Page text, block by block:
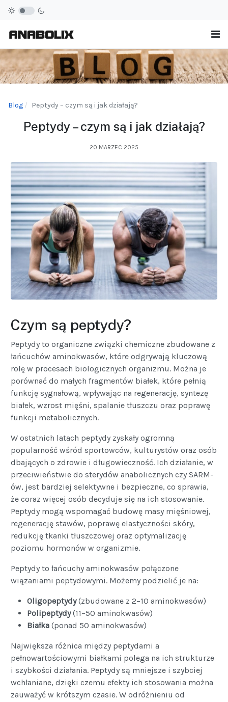
Blog Peptydy – czym są i jak działają?
Peptydy – czym są i jak działają?
20 MARZEC 2025
Czym są peptydy?
Peptydy to organiczne związki chemiczne zbudowane z
łańcuchów aminokwasów, które odgrywają kluczową
rolę w procesach biologicznych organizmu. Można je
porównać do małych fragmentów białek, które pełnią
funkcję sygnałową, wpływając na regenerację, syntezę
białek, wzrost mięśni, spalanie tłuszczu oraz poprawę
funkcji metabolicznych.
W ostatnich latach peptydy zyskały ogromną
popularność wśród sportowców, kulturystów oraz osób
dbających o zdrowie i długowieczność. Ich działanie, w
przeciwieństwie do sterydów anabolicznych czy SARM-
ów, jest bardziej selektywne i bezpieczne, co sprawia,
że coraz więcej osób decyduje się na ich stosowanie.
Peptydy mogą wspomagać budowę masy mięśniowej,
regenerację stawów, poprawę elastyczności skóry,
redukcję tkanki tłuszczowej oraz optymalizację
poziomu hormonów w organizmie.
Peptydy to łańcuchy aminokwasów połączone
wiązaniami peptydowymi. Możemy podzielić je na:
Oligopeptydy(zbudowane z 2–10 aminokwasów)
Polipeptydy(11–50 aminokwasów)
Białka (ponad 50 aminokwasów)
Największa różnica między peptydami a
pełnowartościowymi białkami polega na ich strukturze
i szybkości działania. Peptydy są mniejsze i szybciej
wchłaniane, dzięki czemu efekty ich stosowania można
zauważyć w krótszym czasie. W odróżnieniu od